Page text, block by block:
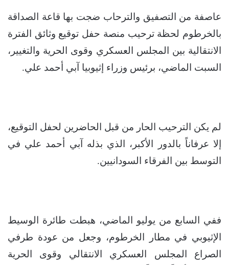
عاصفة من التصفيق والترحاب ضجت بها قاعة الصداقة
بالخرطوم لحظة ترحيب منصة حفل توقيع وثائق الفترة
الانتقالية بين المجلس العسكري وقوى الحرية والتغيير،
السبت الماضي، برئيس وزراء إثيوبيا آبي أحمد علي.
لم يكن الترحيب الحار من قبل الحاضرين لحفل التوقيع،
إلا عرفاناً بالدور الأكبر، الذي بذله آبي أحمد علي في
التوسط بين الفرقاء السودانيين.
ففي السابع من يوليو الماضي، هبطت طائرة الوسيط
الإثيوبي في مطار الخرطوم، وجعل من عودة طرفي
الصراع المجلس العسكري الانتقالي وقوى الحرية